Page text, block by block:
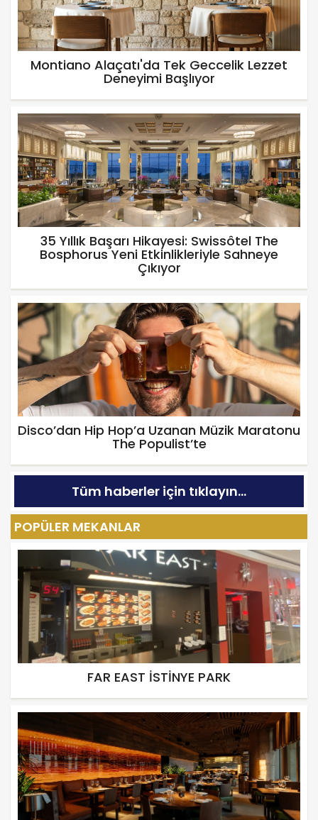
Montiano Alaçatı'da Tek Geccelik Lezzet
Deneyimi Başlıyor
35 Yıllık Başarı Hikayesi: Swissôtel The
Bosphorus Yeni Etkinlikleriyle Sahneye
Çıkıyor
Disco’dan Hip Hop’a Uzanan Müzik Maratonu
The Populist’te
Tüm haberler için tıklayın...
POPÜLER MEKANLAR
FAR EAST İSTİNYE PARK